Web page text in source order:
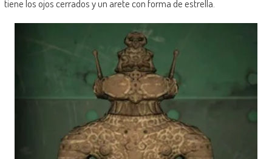
tiene los ojos cerrados y un arete con forma de estrella.